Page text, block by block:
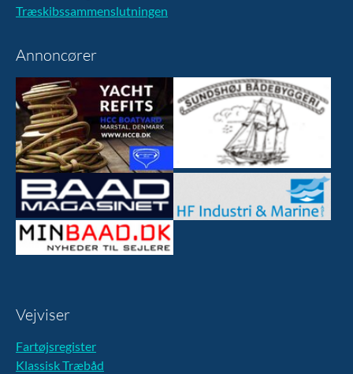
Træskibssammenslutningen
Annoncører
Vejviser
Fartøjsregister
Klassisk Træbåd